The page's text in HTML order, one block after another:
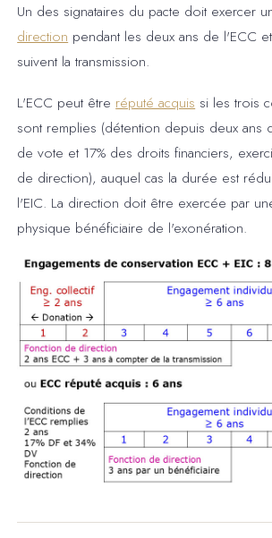
Un des signataires du pacte doit exercer
direction pendant les deux ans de l'ECC
suivent la transmission.
L'ECC peut être réputé acquis si les trois
sont remplies (détention depuis deux ans
de vote et 17% des droits financiers,
de direction), auquel cas la durée est
l'EIC. La direction doit être exercée par
physique bénéficiaire de l'exonération.